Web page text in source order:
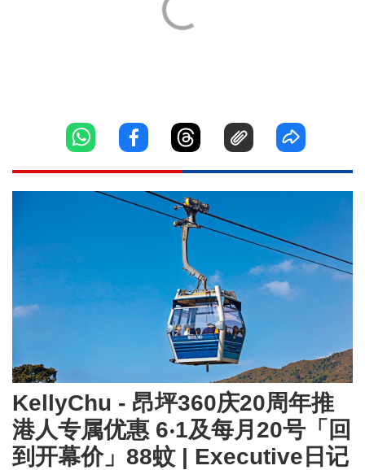
KellyChu - 昂坪360庆20周年推
港人专属优惠 6‧1及每月20号「回
到开幕价」88蚊 | Executive日记